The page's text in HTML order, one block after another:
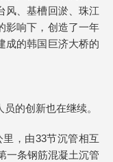
风、基槽回淤、珠江
影响下，创造了一年
成的韩国巨济大桥的
的创新也在继续。
，由33节沉管相互
一条钢筋混凝土沉管